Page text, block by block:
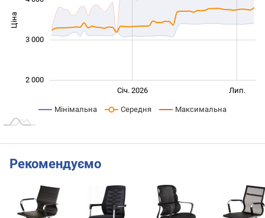
Ціна
2 000
3 000
Січ. 2026 Лип.
Мінімальна Середня Максимальна
Рекомендуємо